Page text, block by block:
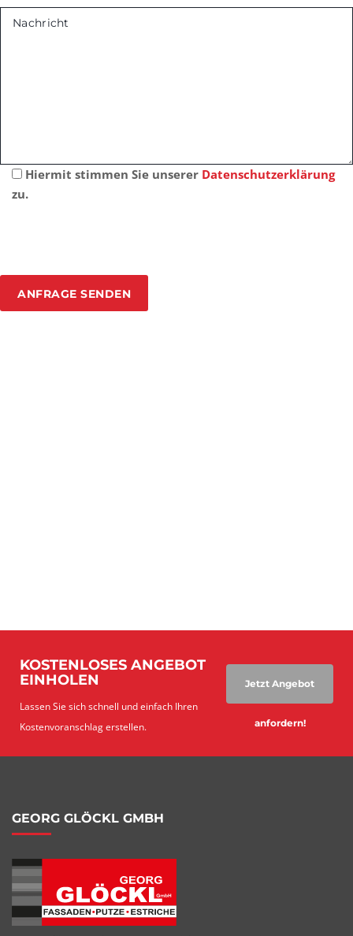
Hiermit stimmen Sie unserer Datenschutzerklärung
zu.
KOSTENLOSES ANGEBOT
EINHOLEN
Lassen Sie sich schnell und einfach Ihren
Kostenvoranschlag erstellen.
Jetzt Angebot
anfordern!
GEORG GLÖCKL GMBH